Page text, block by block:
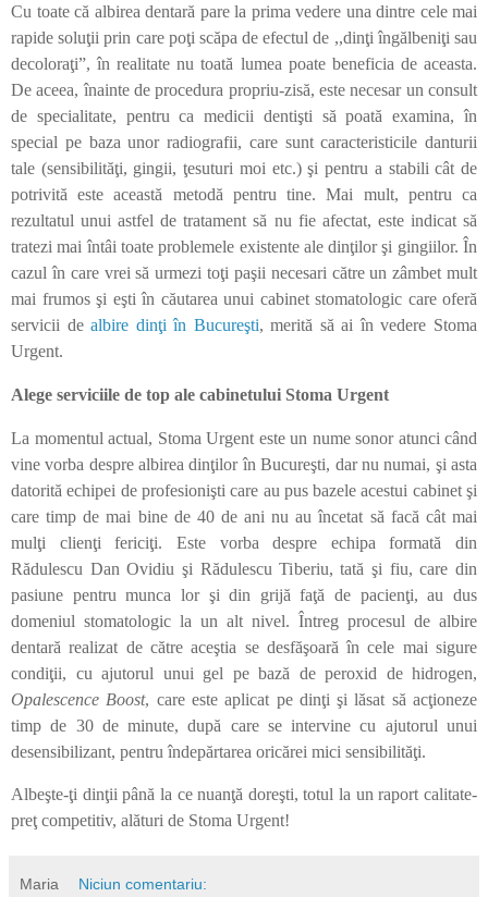
Cu toate că albirea dentară pare la prima vedere una dintre cele mai
rapide soluţii prin care poţi scăpa de efectul de ,,dinţi îngălbeniţi sau
decoloraţi”, în realitate nu toată lumea poate beneficia de aceasta.
De aceea, înainte de procedura propriu-zisă, este necesar un consult
de specialitate, pentru ca medicii dentişti să poată examina, în
special pe baza unor radiografii, care sunt caracteristicile danturii
tale (sensibilităţi, gingii, ţesuturi moi etc.) şi pentru a stabili cât de
potrivită este această metodă pentru tine. Mai mult, pentru ca
rezultatul unui astfel de tratament să nu fie afectat, este indicat să
tratezi mai întâi toate problemele existente ale dinţilor şi gingiilor. În
cazul în care vrei să urmezi toţi paşii necesari către un zâmbet mult
mai frumos şi eşti în căutarea unui cabinet stomatologic care oferă
servicii dealbire dinţi în Bucureşti, merită să ai în vedere Stoma
Urgent.
Alege serviciile de top ale cabinetului Stoma Urgent
La momentul actual, Stoma Urgent este un nume sonor atunci când
vine vorba despre albirea dinţilor în Bucureşti, dar nu numai, şi asta
datorită echipei de profesionişti care au pus bazele acestui cabinet şi
care timp de mai bine de 40 de ani nu au încetat să facă cât mai
mulţi clienţi fericiţi. Este vorba despre echipa formată din
Rădulescu Dan Ovidiu şi Rădulescu Tiberiu, tată şi fiu, care din
pasiune pentru munca lor şi din grijă faţă de pacienţi, au dus
domeniul stomatologic la un alt nivel. Întreg procesul de albire
dentară realizat de către aceştia se desfăşoară în cele mai sigure
condiţii, cu ajutorul unui gel pe bază de peroxid de hidrogen,
Opalescence Boost, care este aplicat pe dinţi şi lăsat să acţioneze
timp de 30 de minute, după care se intervine cu ajutorul unui
desensibilizant, pentru îndepărtarea oricărei mici sensibilităţi.
Albeşte-ţi dinţii până la ce nuanţă doreşti, totul la un raport calitate-
preţ competitiv, alături de Stoma Urgent!
Maria Niciun comentariu: